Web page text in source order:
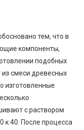
тем, что в
компоненты,
подобных
из смеси древесных
изготовленные
с раствором
к 40. После процесса